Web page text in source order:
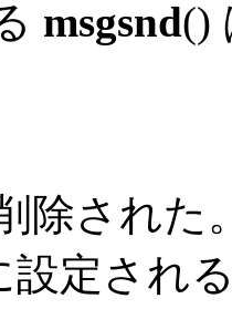
msgsnd()
除された
設定され